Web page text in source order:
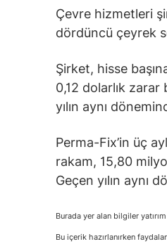
Çevre hizmetleri
dördüncü çeyrek
Şirket, hisse
0,12 dolarlık
yılın aynı
Perma-Fix’in üç
rakam, 15,80
Geçen yılın aynı
Burada yer alan bilgiler
Bu içerik hazırlanırken